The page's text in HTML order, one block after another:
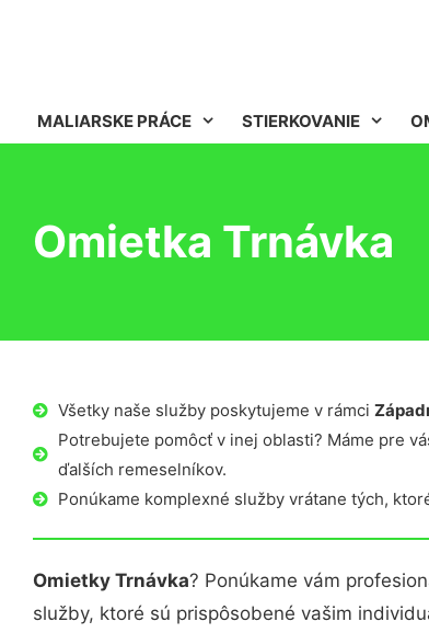
MALIARSKE PRÁCE STIERKOVANIE
Omietka Trnávka
Všetky naše služby poskytujeme v rámci
Potrebujete pomôcť v inej oblasti? Máme pre
ďalších remeselníkov.
Ponúkame komplexné služby vrátane tých,
Omietky Trnávka? Ponúkame vám
služby, ktoré sú prispôsobené vašim